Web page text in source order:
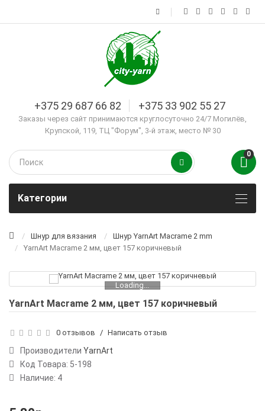
+375 29 687 66 82 +375 33 902 55 27
Заказы через сайт принимаются круглосуточно 24/7 Могилёв,
Крупской, 119, ТЦ "Форум", 3-й этаж, место № 30
0
Kатегории
Шнур для вязания
Шнур YarnArt Macrame 2 mm
YarnArt Macrame 2 мм, цвет 157 коричневый
Loading...
YarnArt Macrame 2 мм, цвет 157 коричневый
0 отзывов / Написать отзыв
Производители YarnArt
Код Товара: 5-198
Наличие: 4